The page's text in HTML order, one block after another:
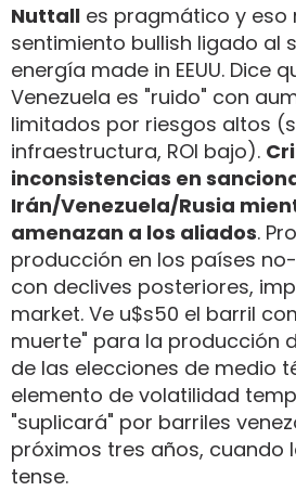
Nuttall es pragmático y eso
sentimiento bullish ligado al
energía made in EEUU. Dice
Venezuela es "ruido" con
limitados por riesgos altos
infraestructura, ROI bajo).
inconsistencias en
Irán/Venezuela/Rusia
amenazan a los aliados.
producción en los países no-
con declives posteriores,
market. Ve u$s50 el barril
muerte" para la producción
de las elecciones de medio
elemento de volatilidad
"suplicará" por barriles
próximos tres años, cuando
tense.